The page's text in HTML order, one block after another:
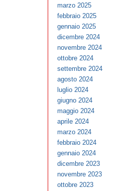
marzo 2025
febbraio 2025
gennaio 2025
dicembre 2024
novembre 2024
ottobre 2024
settembre 2024
agosto 2024
luglio 2024
giugno 2024
maggio 2024
aprile 2024
marzo 2024
febbraio 2024
gennaio 2024
dicembre 2023
novembre 2023
ottobre 2023